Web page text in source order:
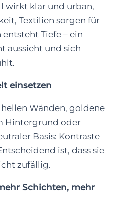
wirkt klar und urban,
Textilien sorgen für
Tiefe – ein
aussieht und sich
einsetzen
Wänden, goldene
Hintergrund oder
Basis: Kontraste
ist, dass sie
zufällig.
Schichten, mehr